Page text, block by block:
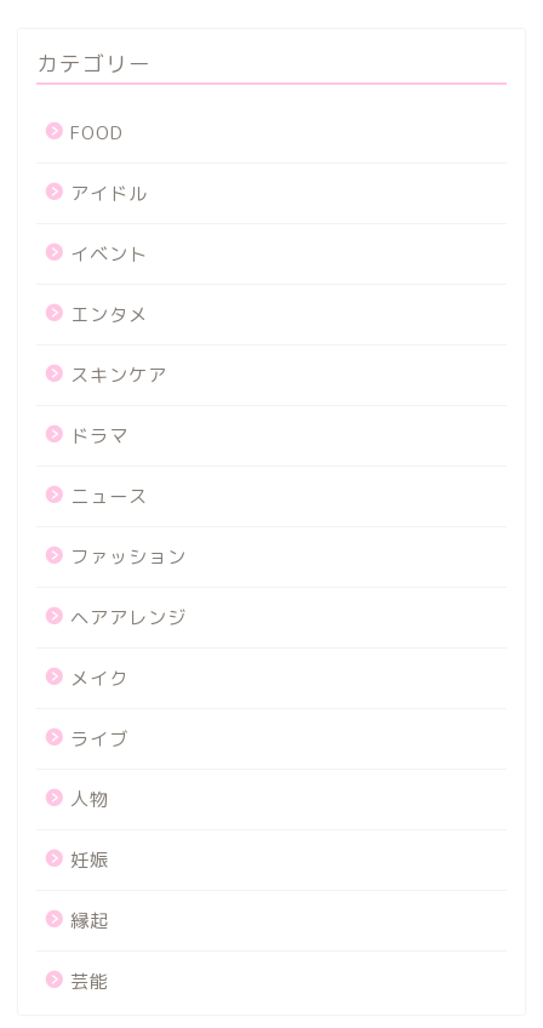
カテゴリー
FOOD
アイドル
イベント
エンタメ
スキンケア
ドラマ
ニュース
ファッション
ヘアアレンジ
メイク
ライブ
人物
妊娠
縁起
芸能